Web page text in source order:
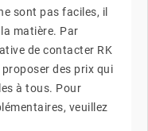
sont pas faciles, il
matière. Par
de contacter RK
des prix qui
à tous. Pour
veuillez